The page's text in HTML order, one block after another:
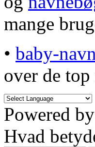
mange
• baby-
over de
Powered by
Hvad